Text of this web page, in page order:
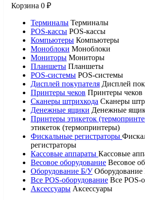
Корзина 0 ₽
Терминалы Терминалы
POS-кассы POS-кассы
Компьютеры Компьютеры
Моноблоки Моноблоки
Мониторы Мониторы
Планшеты Планшеты
POS-системы POS-системы
Дисплей покупателя Дисплей
Принтеры чеков Принтеры чеков
Сканеры штрихкода Сканеры
Денежные ящики Денежные
Принтеры этикеток
этикеток (термопринтеры)
Фискальные регистраторы
регистраторы
Кассовые аппараты Кассовые
Весовое оборудование Весовое
Оборудование Б/У
Все POS-оборудование Все POS-
Аксессуары Аксессуары